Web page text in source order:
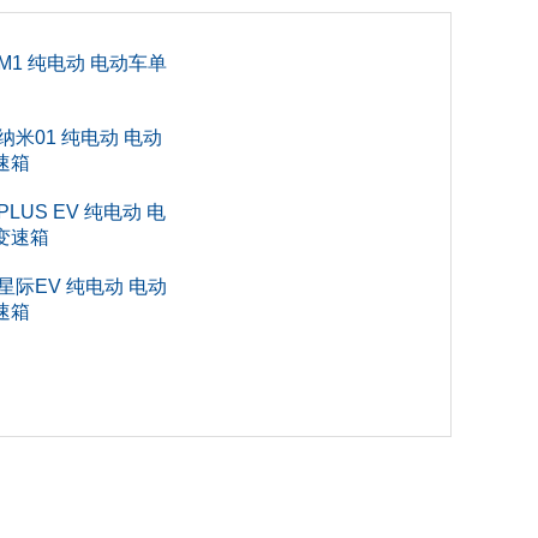
纯电动 电动车单
米01 纯电动 电动
箱
EV 纯电动 电
速箱
际EV 纯电动 电动
箱